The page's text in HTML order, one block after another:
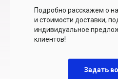
Подробно расскажем о
и стоимости доставки,
индивидуальное
клиентов!
Задать